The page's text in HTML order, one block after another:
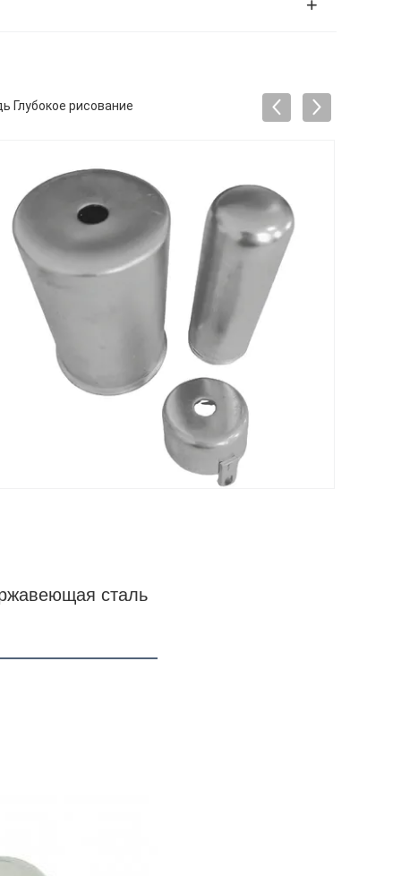
Глубокое рисование
сталь